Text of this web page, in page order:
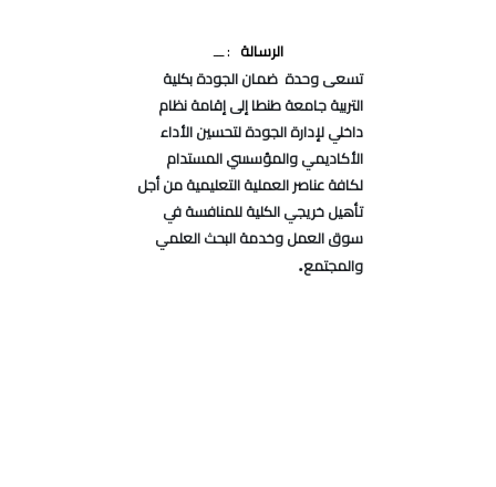
الرسالة : ـــ
تسعى وحدة ضمان الجودة بكلية
التربية جامعة طنطا إلى إقامة نظام
داخلي لإدارة الجودة لتحسين الأداء
الأكاديمي والمؤسسي المستدام
لكافة عناصر العملية التعليمية من أجل
تأهيل خريجي الكلية للمنافسة في
سوق العمل وخدمة البحث العلمي
والمجتمع.